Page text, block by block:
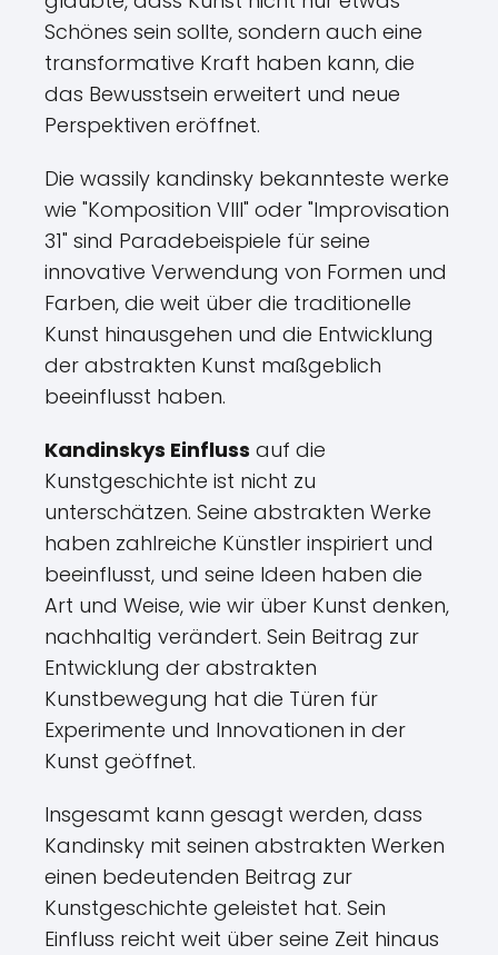
Schönes sein sollte, sondern auch eine
transformative Kraft haben kann, die
das Bewusstsein erweitert und neue
Perspektiven eröffnet.
Die wassily kandinsky bekannteste werke
wie "Komposition VIII" oder "Improvisation
31" sind Paradebeispiele für seine
innovative Verwendung von Formen und
Farben, die weit über die traditionelle
Kunst hinausgehen und die Entwicklung
der abstrakten Kunst maßgeblich
beeinflusst haben.
Kandinskys Einfluss auf die
Kunstgeschichte ist nicht zu
unterschätzen. Seine abstrakten Werke
haben zahlreiche Künstler inspiriert und
beeinflusst, und seine Ideen haben die
Art und Weise, wie wir über Kunst denken,
nachhaltig verändert. Sein Beitrag zur
Entwicklung der abstrakten
Kunstbewegung hat die Türen für
Experimente und Innovationen in der
Kunst geöffnet.
Insgesamt kann gesagt werden, dass
Kandinsky mit seinen abstrakten Werken
einen bedeutenden Beitrag zur
Kunstgeschichte geleistet hat. Sein
Einfluss reicht weit über seine Zeit hinaus